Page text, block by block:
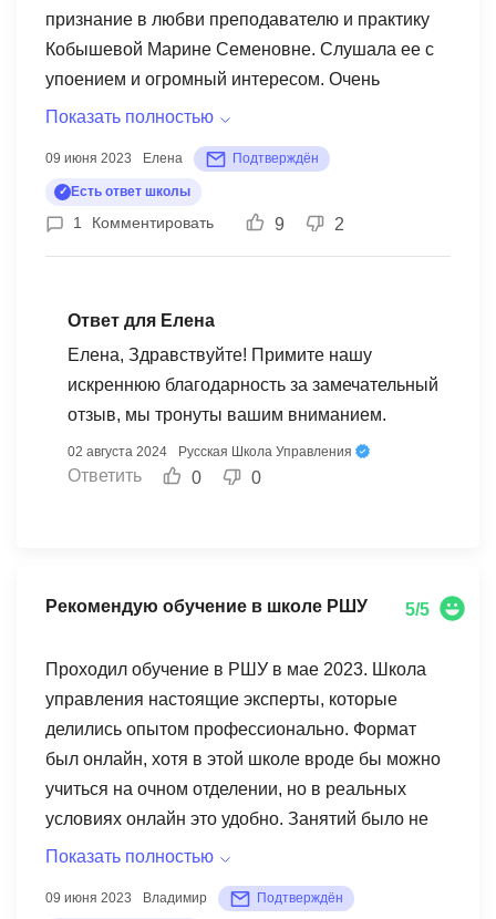
признание в любви преподавателю и практику
Кобышевой Марине Семеновне. Слушала ее с
упоением и огромный интересом. Очень
тактичный и деликатный человек. В общем -
Особенна понравилась система коммуникации
во время лекций. Ни один вопрос не остался без
ответа. Единственно, мое личное субъективное
мнение, - 5 рабочих дней обучения для такого
организации обучения. Локация - лучше не
придумаешь. Идешь рано утром на занятия по
территории ВДНХ и ... никого. Так и ждешь что
сейчас появится актриса Орлова из черно-
благодарность сотрудникам школы за заботу,
Показать полностью
09 июня 2023 Елена Подтверждён
Есть ответ школы
1 Комментировать 9 2
Ответ для Елена
Елена, Здравствуйте! Примите нашу
искреннюю благодарность за замечательный
отзыв, мы тронуты вашим вниманием.
02 августа 2024 Русская Школа Управления
Ответить 0 0
Рекомендую обучение в школе РШУ 5/5
Проходил обучение в РШУ в мае 2023. Школа
управления настоящие эксперты, которые
делились опытом профессионально. Формат
был онлайн, хотя в этой школе вроде бы можно
учиться на очном отделении, но в реальных
условиях онлайн это удобно. Занятий было не
мало и все интересные. Понравилась
заведения всегда на связи и готовы помочь в
Показать полностью
09 июня 2023 Владимир Подтверждён